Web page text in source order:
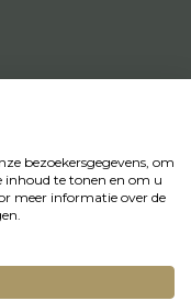
bezoekersgegevens, om
inhoud te tonen en om u
meer informatie over de